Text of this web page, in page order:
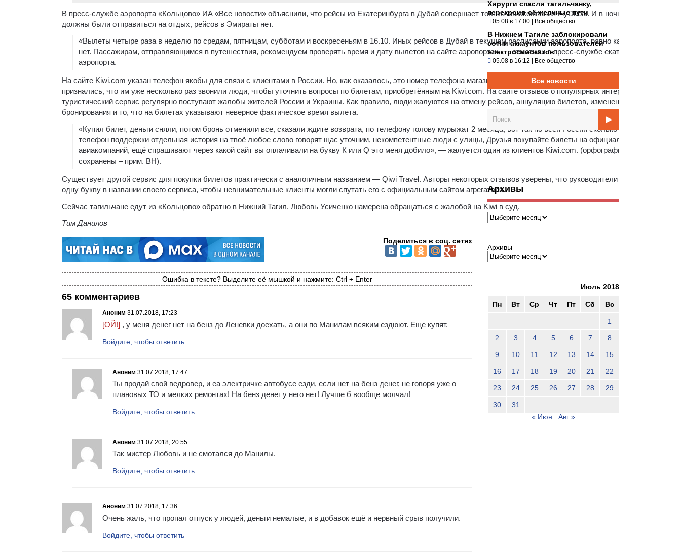
В пресс-службе аэропорта «Кольцово» ИА «Все новости» объяснили, что рейсы из Екатеринбурга в Дубай совершает только авиакомпания FlyDubai. И в ночь, когда
должны были отправиться на отдых, рейсов в Эмираты нет.
«Вылеты четыре раза в неделю по средам, пятницам, субботам и воскресеньям в 16.10. Иных рейсов в Дубай в текущем расписании аэропорта, равно как и рейсов в
нет. Пассажирам, отправляющимся в путешествия, рекомендуем проверять время и дату вылетов на сайте аэропорта», — отметили в пресс-службе екатеринбургского
аэропорта.
На сайте Kiwi.com указан телефон якобы для связи с клиентами в России. Но, как оказалось, это номер телефона магазина ошейников. Журналисту ИА «Все новости» там
признались, что им уже несколько раз звонили люди, чтобы уточнить вопросы по билетам, приобретённым на Kiwi.com. На сайте отзывов о популярных интернет-ресурсах на
туристический сервис регулярно поступают жалобы жителей России и Украины. Как правило, люди жалуются на отмену рейсов, аннуляцию билетов, изменение цен во время
бронирования и то, что на билетах указывают неверное фактическое время вылета.
«Купил билет, деньги сняли, потом бронь отменили все, сказали ждите возврата, по телефону голову мурыжат 2 месяца, вот так по всей России сколько денег
телефон поддержки отдельная история на твоё любое слово говорят щас уточним, некомпетентные люди с улицы, Друзья покупайте билеты на официальных сайтах
авиакомпаний, ещё спрашивают через какой сайт вы оплачивали на букву К или Q это меня добило», — жалуется один из клиентов Kiwi.com. (орфография и пунктуация
сохранены – прим. ВН).
Существует другой сервис для покупки билетов практически с аналогичным названием — Qiwi Travel. Авторы некоторых отзывов уверены, что руководители Kiwi намеренно
одну букву в названии своего сервиса, чтобы невнимательные клиенты могли спутать его с официальным сайтом агрегатора.
Сейчас тагильчане едут из «Кольцово» обратно в Нижний Тагил. Любовь Усиченко намерена обращаться с жалобой на Kiwi в суд.
Тим Данилов
Поделиться в соц. сетях
Ошибка в тексте? Выделите её мышкой и нажмите: Ctrl + Enter
65 комментариев
Аноним 31.07.2018, 17:23
[ОЙ!] , у меня денег нет на бенз до Леневки доехать, а они по Манилам всяким ездюют. Еще купят.
Войдите, чтобы ответить
Аноним 31.07.2018, 17:47
Ты продай свой ведровер, и еа электричке автобусе езди, если нет на бенз денег, не говоря уже о
плановых ТО и мелких ремонтах! На бенз денег у него нет! Лучше б вообще молчал!
Войдите, чтобы ответить
Аноним 31.07.2018, 20:55
Так мистер Любовь и не смотался до Манилы.
Войдите, чтобы ответить
Аноним 31.07.2018, 17:36
Очень жаль, что пропал отпуск у людей, деньги немалые, и в добавок ещё и нервный срыв получили.
Войдите, чтобы ответить
Хирурги спасли тагильчанку,
перекроив её желчные пути
05.08 в 17:00 | Все общество
В Нижнем Тагиле заблокировали
сотни аккаунтов пользователей
электросамокатов
05.08 в 16:12 | Все общество
Все новости
Архивы
Архивы
Архивы
Июль 2018
Пн Вт Ср Чт Пт Сб Вс
1
2 3 4 5 6 7 8
9 10 11 12 13 14 15
16 17 18 19 20 21 22
23 24 25 26 27 28 29
30
31
« Июн
Авг »